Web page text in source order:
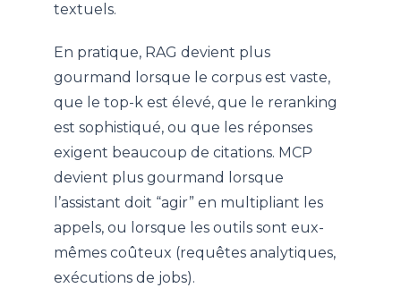
textuels.
En pratique, RAG devient plus
gourmand lorsque le corpus est vaste,
que le top-k est élevé, que le reranking
est sophistiqué, ou que les réponses
exigent beaucoup de citations. MCP
devient plus gourmand lorsque
l’assistant doit “agir” en multipliant les
appels, ou lorsque les outils sont eux-
mêmes coûteux (requêtes analytiques,
exécutions de jobs).